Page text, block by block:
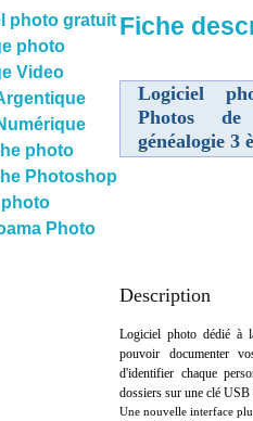
photo gratuit
photo
Video
photo
Photoshop
Photo
Fiche
Logiciel
Photos
généalogie 3
Description
Logiciel photo dédié à
pouvoir documenter
d'identifier chaque
dossiers sur une clé
Une nouvelle interface